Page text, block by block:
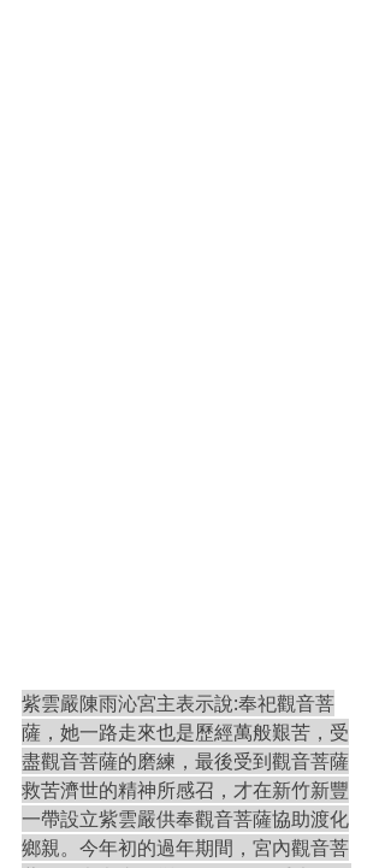
紫雲嚴陳雨沁宮主表示說:奉祀觀音菩
薩，她一路走來也是歷經萬般艱苦，受
盡觀音菩薩的磨練，最後受到觀音菩薩
救苦濟世的精神所感召，才在新竹新豐
一帶設立紫雲嚴供奉觀音菩薩協助渡化
鄉親。今年初的過年期間，宮內觀音菩